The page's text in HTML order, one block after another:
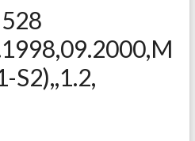
S2),,1.2,